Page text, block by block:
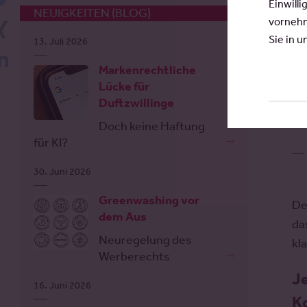
NEUIGKEITEN (BLOG)
13. Juli 2026
Markenrechtliche
Lücke für
Duftzwillinge
Doch keine Haftung
für KI?
30. Juni 2026
Greenwashing vor
dem Aus
Neuregelung des
Werberechts
16. Juni 2026
Xing
LinkedIn
Sie in